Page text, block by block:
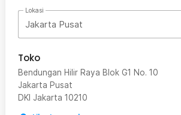
Lokasi
Jakarta Pusat
Toko
Bendungan Hilir Raya Blok G1 No. 10
Jakarta Pusat
DKI Jakarta 10210